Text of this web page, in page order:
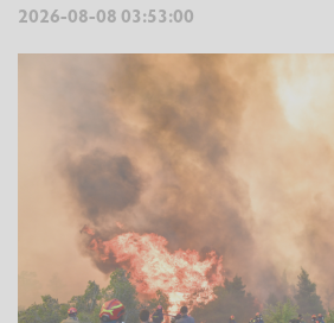
2026-08-08 03:53:00